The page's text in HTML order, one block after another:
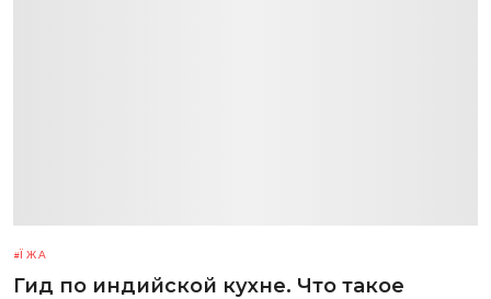
ЇЖА
Гид по индийской кухне. Что такое